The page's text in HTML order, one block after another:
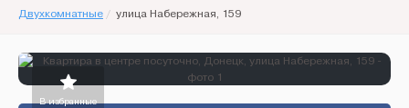
Двухкомнатные / улица Набережная, 159
В избранные